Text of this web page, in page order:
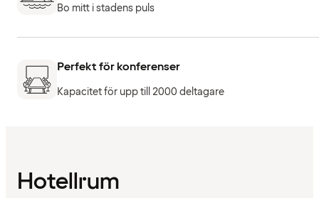
Bo mitt i stadens puls
Perfekt för konferenser
Kapacitet för upp till 2000 deltagare
Hotellrum